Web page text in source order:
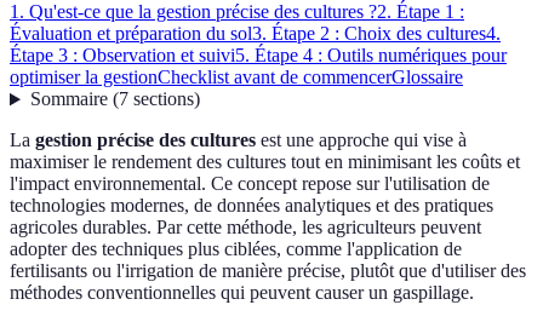
1. Qu'est-ce que la gestion précise des cultures ?2. Étape 1 :
Évaluation et préparation du sol3. Étape 2 : Choix des cultures4.
Étape 3 : Observation et suivi5. Étape 4 : Outils numériques pour
optimiser la gestionChecklist avant de commencerGlossaire
Sommaire(7 sections)
La gestion précise des cultures est une approche qui vise à
maximiser le rendement des cultures tout en minimisant les coûts et
l'impact environnemental. Ce concept repose sur l'utilisation de
technologies modernes, de données analytiques et des pratiques
agricoles durables. Par cette méthode, les agriculteurs peuvent
adopter des techniques plus ciblées, comme l'application de
fertilisants ou l'irrigation de manière précise, plutôt que d'utiliser des
méthodes conventionnelles qui peuvent causer un gaspillage.